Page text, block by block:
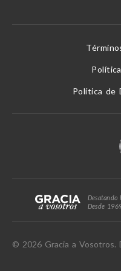
Política de
Desde
© 2026 Gracia a Vosotros.